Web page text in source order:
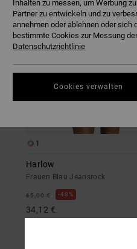
1
Harlow
Frauen Blau Jeansrock
65,00 € 48%
34,12 €
Inhalten zu messen, um Werbung
Partner zu entwickeln und zu
annehmen oder ablehnen oder sich
bestimmte Cookies zur Messung
Datenschutzrichtlinie
Cookies verwalten